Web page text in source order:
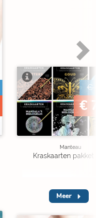
€
€
Manteau
Kraskaarten pakket
Meer